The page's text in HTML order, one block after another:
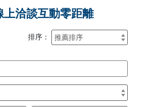
上洽談互動零距離
排序：